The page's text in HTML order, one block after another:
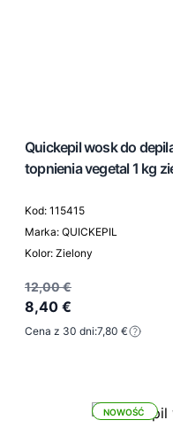
Quickepil wosk do
topnienia vegetal 1 kg
Kod: 115415
Marka: QUICKEPIL
Kolor: Zielony
12,00 €
8,40 €
Cena z 30 dni:7,80 €
NOWOŚĆ